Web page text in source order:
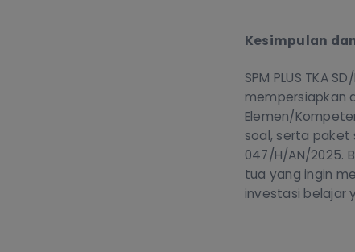
Kesimpulan
SPM PLUS TKA
mempersiapkan
Elemen/
soal, serta paket
047/H/AN/2025.
tua yang ingin
investasi belajar